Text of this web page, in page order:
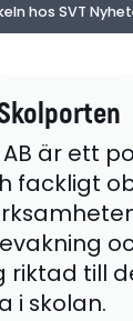
hos SVT
är ett
fackligt
riktad till
i skolan.